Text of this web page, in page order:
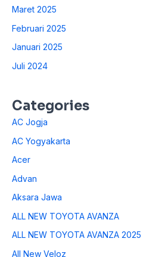
Maret 2025
Februari 2025
Januari 2025
Juli 2024
Categories
AC Jogja
AC Yogyakarta
Acer
Advan
Aksara Jawa
ALL NEW TOYOTA AVANZA
ALL NEW TOYOTA AVANZA 2025
All New Veloz